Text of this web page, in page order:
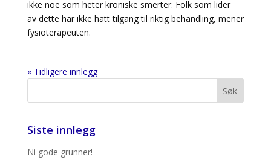
ikke noe som heter kroniske smerter. Folk som lider
av dette har ikke hatt tilgang til riktig behandling, mener
fysioterapeuten.
« Tidligere innlegg
Siste innlegg
Ni gode grunner!